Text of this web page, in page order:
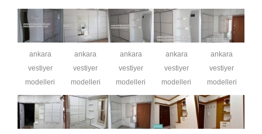
ankara
vestiyer
modelleri
ankara
vestiyer
modelleri
ankara
vestiyer
modelleri
ankara
vestiyer
modelleri
ankara
vestiyer
modelleri